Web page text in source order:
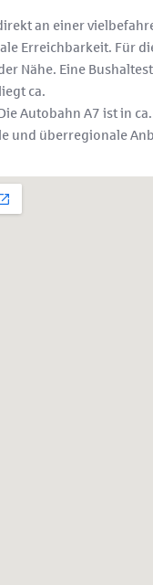
an einer
Erreichbarkeit. Für
Nähe. Eine
ca.
Autobahn A7 ist in
und überregionale